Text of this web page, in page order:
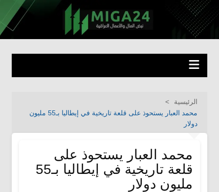
التجاوز
إلى
المحتوى
miga24.com نبض المال والأعمال العراقية
الرئيسية
محمد العبار يستحوذ على قلعة تاريخية في إيطاليا بـ55 مليون
دولار
محمد العبار يستحوذ على
قلعة تاريخية في إيطاليا بـ55
مليون دولار